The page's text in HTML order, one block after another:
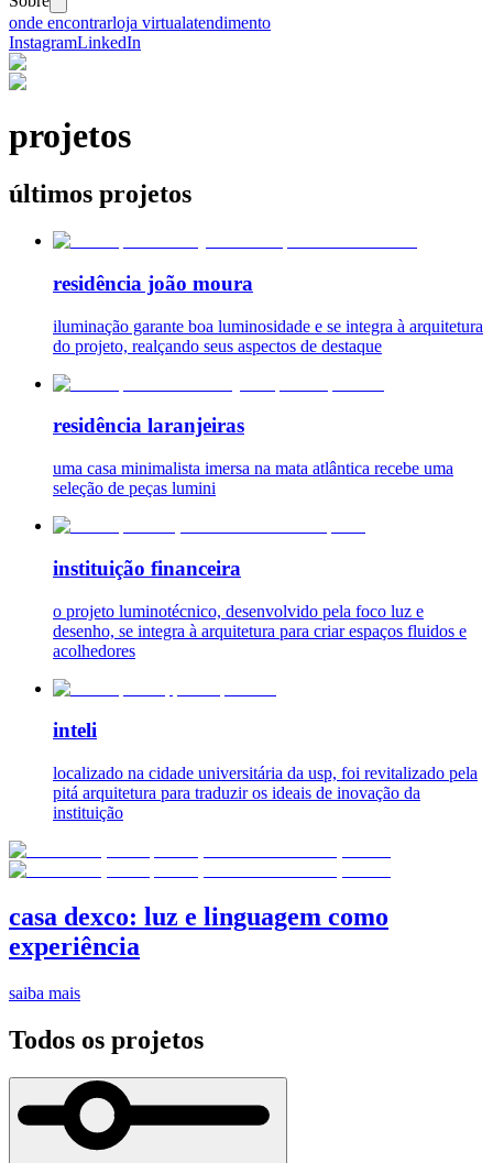
onde encontrarloja virtualatendimento
InstagramLinkedIn
projetos
últimos projetos
residência joão moura
iluminação garante boa luminosidade e se integra à arquitetura
do projeto, realçando seus aspectos de destaque
residência laranjeiras
uma casa minimalista imersa na mata atlântica recebe uma
seleção de peças lumini
instituição financeira
o projeto luminotécnico, desenvolvido pela foco luz e
desenho, se integra à arquitetura para criar espaços fluidos e
acolhedores
inteli
localizado na cidade universitária da usp, foi revitalizado pela
pitá arquitetura para traduzir os ideais de inovação da
instituição
casa dexco: luz e linguagem como
experiência
saiba mais
Todos os projetos